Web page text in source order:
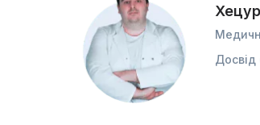
Досвід